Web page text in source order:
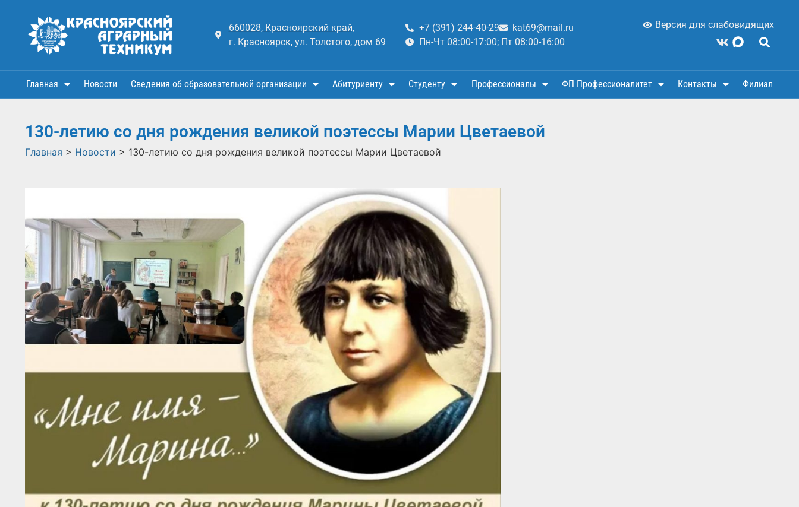
660028, Красноярский край,
г. Красноярск, ул. Толстого, дом 69
+7 (391) 244-40-29
kat69@mail.ru
Пн-Чт 08:00-17:00; Пт 08:00-16:00
Версия для слабовидящих
Главная Новости Сведения об образовательной организации Абитуриенту Студенту Профессионалы ФП Профессионалитет Контакты Филиал
130-летию со дня рождения великой поэтессы Марии Цветаевой
Главная > Новости > 130-летию со дня рождения великой поэтессы Марии Цветаевой